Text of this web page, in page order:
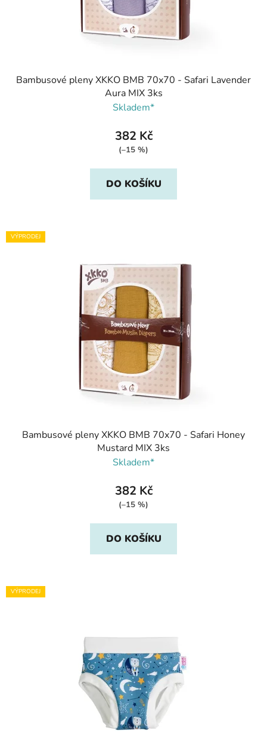
Bambusové pleny XKKO BMB 70x70 - Safari Lavender
Aura MIX 3ks
Skladem*
382 Kč
(–15 %)
DO KOŠÍKU
VÝPRODEJ
Bambusové pleny XKKO BMB 70x70 - Safari Honey
Mustard MIX 3ks
Skladem*
382 Kč
(–15 %)
DO KOŠÍKU
VÝPRODEJ